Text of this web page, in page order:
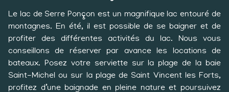
Le lac de Serre Ponçon est un magnifique lac entouré de
montagnes. En été, il est possible de se baigner et de
profiter des différentes activités du lac. Nous vous
conseillons de réserver par avance les locations de
bateaux. Posez votre serviette sur la plage de la baie
Saint-Michel ou sur la plage de Saint Vincent les Forts,
profitez d’une baignade en pleine nature et poursuivez